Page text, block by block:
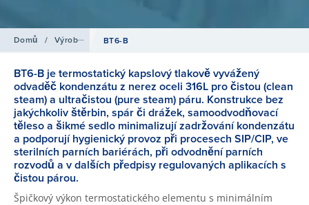
Domů / Výrobky Odvádění kondenzátu
BT6-B
BT6-B je termostatický kapslový tlakově vyvážený
odvaděč kondenzátu z nerez oceli 316L pro čistou (clean
steam) a ultračistou (pure steam) páru. Konstrukce bez
jakýchkoliv štěrbin, spár či drážek, samoodvodňovací
těleso a šikmé sedlo minimalizují zadržování kondenzátu
a podporují hygienický provoz při procesech SIP/CIP, ve
sterilních parních bariérách, při odvodnění parních
rozvodů a v dalších předpisy regulovaných aplikacích s
čistou párou.
Špičkový výkon termostatického elementu s minimálním